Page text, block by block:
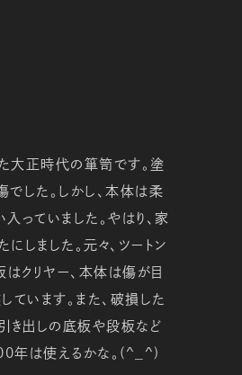
大正時代の箪笥です。塗
した。しかし、本体は柔
っていました。やはり、家
しました。元々、ツートン
クリヤー、本体は傷が目
ています。また、破損した
き出しの底板や段板など
年は使えるかな。(^_^)